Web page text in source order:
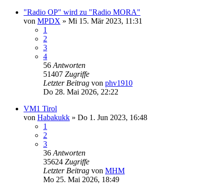
"Radio OP" wird zu "Radio MORA"
von MPDX » Mi 15. Mär 2023, 11:31
1
2
3
4
56 Antworten
51407 Zugriffe
Letzter Beitrag von phv1910
Do 28. Mai 2026, 22:22
VM1 Tirol
von Habakukk » Do 1. Jun 2023, 16:48
1
2
3
36 Antworten
35624 Zugriffe
Letzter Beitrag von MHM
Mo 25. Mai 2026, 18:49